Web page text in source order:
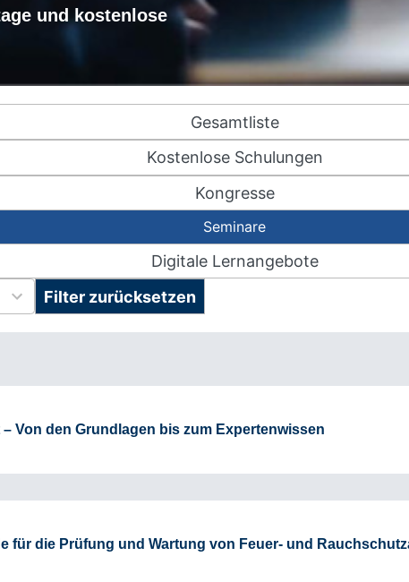
und kostenlose
Gesamtliste
Kostenlose Schulungen
Kongresse
Seminare
Digitale Lernangebote
Filter zurücksetzen
Von den Grundlagen bis zum Expertenwissen
für die Prüfung und Wartung von Feuer- und